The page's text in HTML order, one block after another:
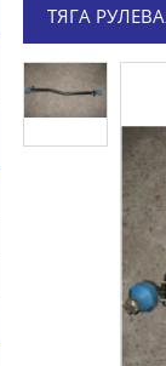
ТЯГА